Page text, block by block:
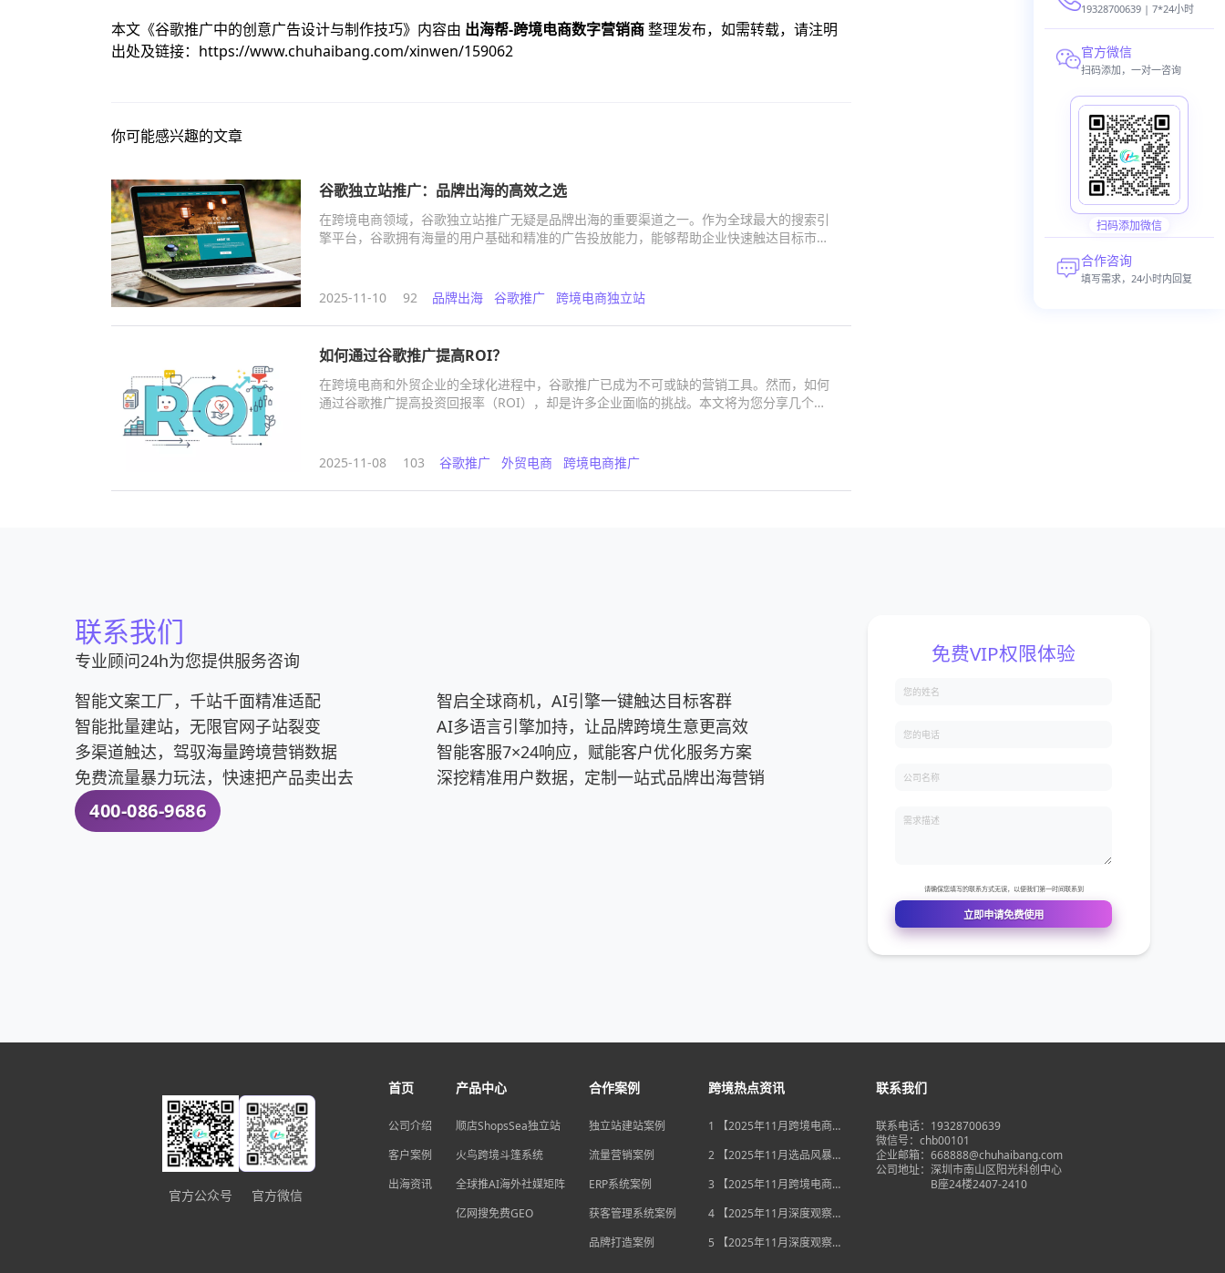
本文《谷歌推广中的创意广告设计与制作技巧》内容由 出海帮-跨境电商数字营销商整理发布，如需转载，请注明
出处及链接： https://www.chuhaibang.com/xinwen/159062
你可能感兴趣的文章
谷歌独立站推广：品牌出海的高效之选
在跨境电商领域，谷歌独立站推广无疑是品牌出海的重要渠道之一。作为全球最大的搜索引
擎平台，谷歌拥有海量的用户基础和精准的广告投放能力，能够帮助企业快速触达目标市
2025-11-10 92 品牌出海 谷歌推广 跨境电商独立站
如何通过谷歌推广提高ROI？
在跨境电商和外贸企业的全球化进程中，谷歌推广已成为不可或缺的营销工具。然而，如何
通过谷歌推广提高投资回报率（ROI），却是许多企业面临的挑战。本文将为您分享几个实
2025-11-08 103 谷歌推广 外贸电商 跨境电商推广
联系我们
专业顾问24h为您提供服务咨询
智能文案工厂，千站千面精准适配
智能批量建站，无限官网子站裂变
多渠道触达，驾驭海量跨境营销数据
免费流量暴力玩法，快速把产品卖出去
400-086-9686
智启全球商机，AI引擎一键触达目标客群
AI多语言引擎加持，让品牌跨境生意更高效
智能客服7×24响应，赋能客户优化服务方案
深挖精准用户数据，定制一站式品牌出海营销
官方公众号 官方微信
首页
公司介绍
客户案例
出海资讯
产品中心
顺店ShopsSea独立站
火鸟跨境斗篷系统
全球推AI海外社媒矩阵
亿网搜免费GEO
合作案例
独立站建站案例
流量营销案例
ERP系统案例
获客管理系统案例
品牌打造案例
跨境热点资讯
1 【2025年11月跨境电商大
独立站流量自主权如何突
2 【2025年11月选品风暴】
后，跨境电商如何抢占数字
3 【2025年11月跨境电商新
宽，独立站卖家如何借势突
4 【2025年11月深度观察】
后，跨境电商如何用“自主流
5 【2025年11月深度观察】
联系我们
联系电话：19328700639
微信号：chb00101
企业邮箱：668888@chuhaibang.com
公司地址： 深圳市南山区阳光科创中心
B座24楼2407-2410
19328700639 | 7*24小时
官方微信
扫码添加，一对一咨询
扫码添加微信
合作咨询
填写需求，24小时内回复